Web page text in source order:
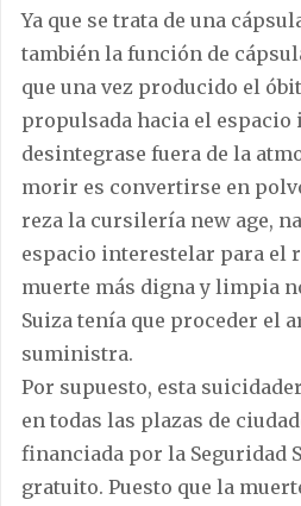
Ya que se trata de una
también la función de
que una vez producido el
propulsada hacia el
desintegrase fuera de la
morir es convertirse en
reza la cursilería new age,
espacio interestelar para el
muerte más digna y limpia
Suiza tenía que proceder el
suministra.
Por supuesto, esta
en todas las plazas de
financiada por la Seguridad
gratuito. Puesto que la